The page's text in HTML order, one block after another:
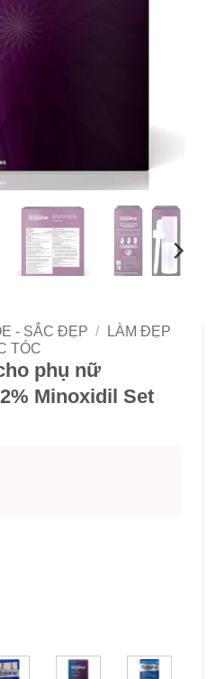
- SẮC ĐẸP /
LÀM ĐẸP
TÓC
phụ nữ
Minoxidil Set